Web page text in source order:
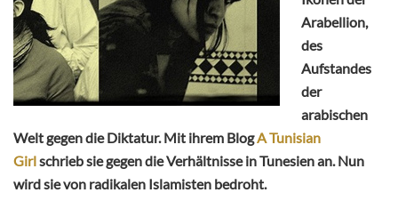
Arabellion,
des
Aufstandes
der
arabischen
Welt gegen die Diktatur. Mit ihrem BlogA Tunisian
Girlschrieb sie gegen die Verhältnisse in Tunesien an. Nun
wird sie von radikalen Islamisten bedroht.